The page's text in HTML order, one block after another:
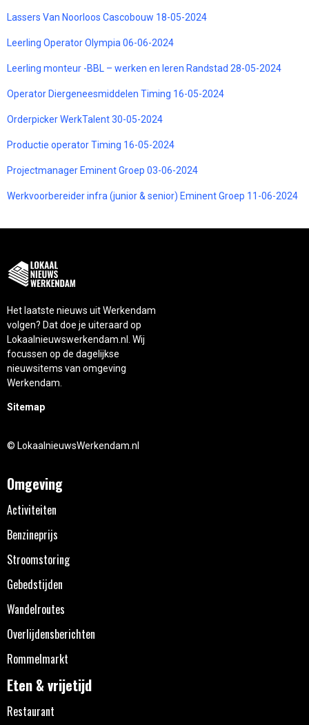
Lassers Van Noorloos Cascobouw 18-05-2024
Leerling Operator Olympia 06-06-2024
Leerling monteur -BBL – werken en leren Randstad 28-05-2024
Operator Diergeneesmiddelen Timing 16-05-2024
Orderpicker WerkTalent 30-05-2024
Productie operator Timing 16-05-2024
Projectmanager Eminent Groep 03-06-2024
Werkvoorbereider infra (junior & senior) Eminent Groep 11-06-2024
Het laatste nieuws uit Werkendam
volgen? Dat doe je uiteraard op
Lokaalnieuwswerkendam.nl. Wij
focussen op de dagelijkse
nieuwsitems van omgeving
Werkendam.
Sitemap
© LokaalnieuwsWerkendam.nl
Omgeving
Activiteiten
Benzineprijs
Stroomstoring
Gebedstijden
Wandelroutes
Overlijdensberichten
Rommelmarkt
Eten & vrijetijd
Restaurant